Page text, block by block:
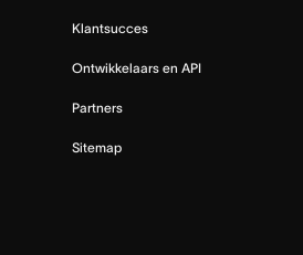
Klantsucces
Ontwikkelaars en API
Partners
Sitemap